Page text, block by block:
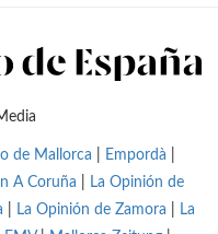
de Mallorca Empordà
A Coruña
La Opinión de
La Opinión de Zamora
La